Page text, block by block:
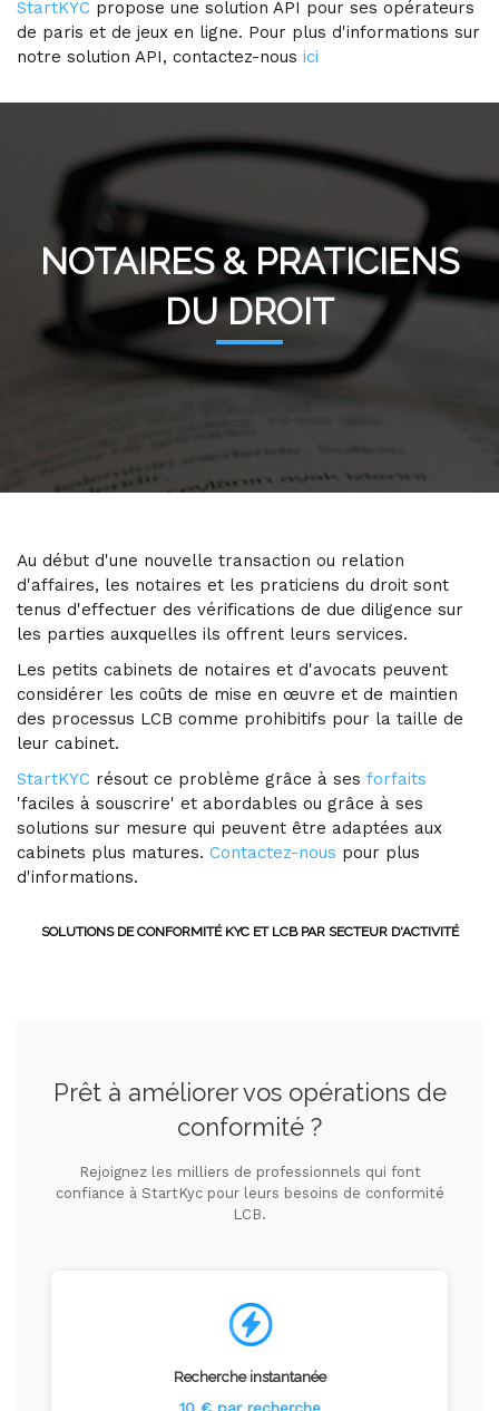
StartKYC propose une solution API pour ses opérateurs
de paris et de jeux en ligne. Pour plus d'informations sur
notre solution API, contactez-nous ici
NOTAIRES & PRATICIENS
DU DROIT
Au début d'une nouvelle transaction ou relation
d'affaires, les notaires et les praticiens du droit sont
tenus d'effectuer des vérifications de due diligence sur
les parties auxquelles ils offrent leurs services.
Les petits cabinets de notaires et d'avocats peuvent
considérer les coûts de mise en œuvre et de maintien
des processus LCB comme prohibitifs pour la taille de
leur cabinet.
StartKYC résout ce problème grâce à ses forfaits
'faciles à souscrire' et abordables ou grâce à ses
solutions sur mesure qui peuvent être adaptées aux
cabinets plus matures. Contactez-nous pour plus
d'informations.
SOLUTIONS DE CONFORMITÉ KYC ET LCB PAR SECTEUR D'ACTIVITÉ
Prêt à améliorer vos opérations de
conformité ?
Rejoignez les milliers de professionnels qui font
confiance à StartKyc pour leurs besoins de conformité
LCB.
Recherche instantanée